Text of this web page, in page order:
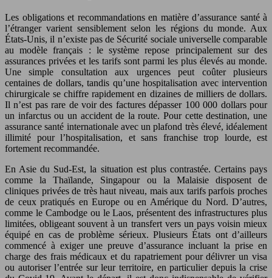
Les obligations et recommandations en matière d’assurance santé à
l’étranger varient sensiblement selon les régions du monde. Aux
États-Unis, il n’existe pas de Sécurité sociale universelle comparable
au modèle français : le système repose principalement sur des
assurances privées et les tarifs sont parmi les plus élevés au monde.
Une simple consultation aux urgences peut coûter plusieurs
centaines de dollars, tandis qu’une hospitalisation avec intervention
chirurgicale se chiffre rapidement en dizaines de milliers de dollars.
Il n’est pas rare de voir des factures dépasser 100 000 dollars pour
un infarctus ou un accident de la route. Pour cette destination, une
assurance santé internationale avec un plafond très élevé, idéalement
illimité pour l’hospitalisation, et sans franchise trop lourde, est
fortement recommandée.
En Asie du Sud-Est, la situation est plus contrastée. Certains pays
comme la Thaïlande, Singapour ou la Malaisie disposent de
cliniques privées de très haut niveau, mais aux tarifs parfois proches
de ceux pratiqués en Europe ou en Amérique du Nord. D’autres,
comme le Cambodge ou le Laos, présentent des infrastructures plus
limitées, obligeant souvent à un transfert vers un pays voisin mieux
équipé en cas de problème sérieux. Plusieurs États ont d’ailleurs
commencé à exiger une preuve d’assurance incluant la prise en
charge des frais médicaux et du rapatriement pour délivrer un visa
ou autoriser l’entrée sur leur territoire, en particulier depuis la crise